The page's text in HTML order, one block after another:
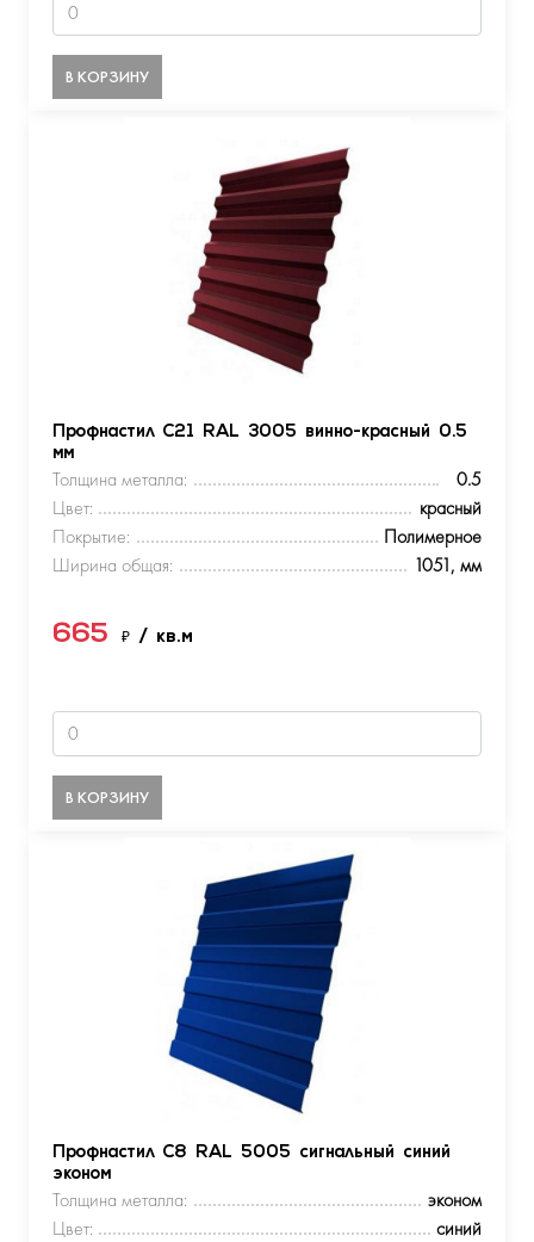
В КОРЗИНУ
Профнастил С21 RAL 3005 винно-красный 0.5
мм
Толщина металла:
0.5
Цвет:
красный
Покрытие:
Полимерное
Ширина общая:
1051, мм
665 ₽ / кв.м
В КОРЗИНУ
Профнастил С8 RAL 5005 сигнальный синий
эконом
Толщина металла:
эконом
Цвет:
синий